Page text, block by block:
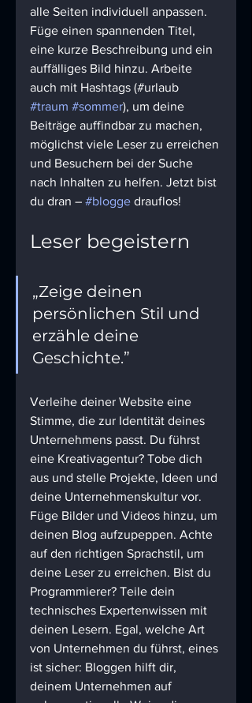
alle Seiten individuell anpassen.
Füge einen spannenden Titel,
eine kurze Beschreibung und ein
auffälliges Bild hinzu. Arbeite
auch mit Hashtags (#urlaub
#traum #sommer), um deine
Beiträge auffindbar zu machen,
möglichst viele Leser zu erreichen
und Besuchern bei der Suche
nach Inhalten zu helfen. Jetzt bist
du dran – #blogge drauflos!
Leser begeistern
„Zeige deinen
persönlichen Stil und
erzähle deine
Geschichte.”
Verleihe deiner Website eine
Stimme, die zur Identität deines
Unternehmens passt. Du führst
eine Kreativagentur? Tobe dich
aus und stelle Projekte, Ideen und
deine Unternehmenskultur vor.
Füge Bilder und Videos hinzu, um
deinen Blog aufzupeppen. Achte
auf den richtigen Sprachstil, um
deine Leser zu erreichen. Bist du
Programmierer? Teile dein
technisches Expertenwissen mit
deinen Lesern. Egal, welche Art
von Unternehmen du führst, eines
ist sicher: Bloggen hilft dir,
deinem Unternehmen auf